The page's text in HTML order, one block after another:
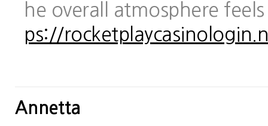
he overall atmosphere
ps://
Annetta